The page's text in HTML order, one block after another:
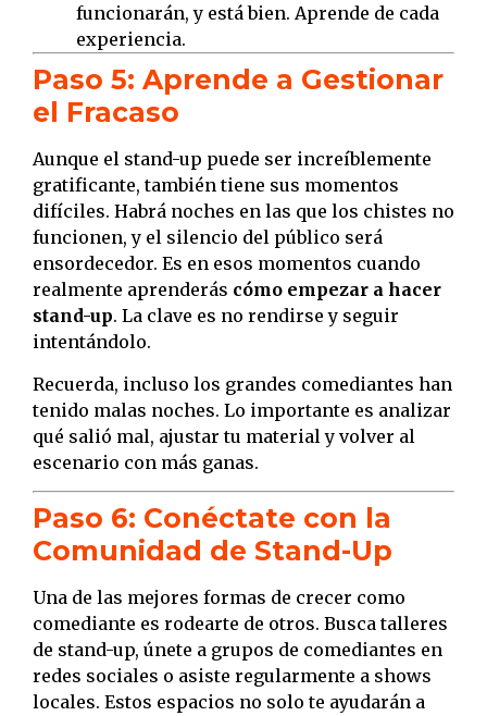
funcionarán, y está bien. Aprende de cada
experiencia.
Paso 5: Aprende a Gestionar
el Fracaso
Aunque el stand-up puede ser increíblemente
gratificante, también tiene sus momentos
difíciles. Habrá noches en las que los chistes no
funcionen, y el silencio del público será
ensordecedor. Es en esos momentos cuando
realmente aprenderás cómo empezar a hacer
stand-up. La clave es no rendirse y seguir
intentándolo.
Recuerda, incluso los grandes comediantes han
tenido malas noches. Lo importante es analizar
qué salió mal, ajustar tu material y volver al
escenario con más ganas.
Paso 6: Conéctate con la
Comunidad de Stand-Up
Una de las mejores formas de crecer como
comediante es rodearte de otros. Busca talleres
de stand-up, únete a grupos de comediantes en
redes sociales o asiste regularmente a shows
locales. Estos espacios no solo te ayudarán a